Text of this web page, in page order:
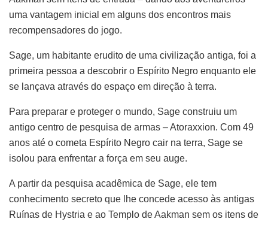
uma vantagem inicial em alguns dos encontros mais
recompensadores do jogo.
Sage, um habitante erudito de uma civilização antiga, foi a
primeira pessoa a descobrir o Espírito Negro enquanto ele
se lançava através do espaço em direção à terra.
Para preparar e proteger o mundo, Sage construiu um
antigo centro de pesquisa de armas – Atoraxxion. Com 49
anos até o cometa Espírito Negro cair na terra, Sage se
isolou para enfrentar a força em seu auge.
A partir da pesquisa acadêmica de Sage, ele tem
conhecimento secreto que lhe concede acesso às antigas
Ruínas de Hystria e ao Templo de Aakman sem os itens de